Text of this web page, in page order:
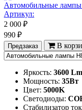
Автомобильные
Артикул:
2 000 ₽
990 ₽
Предзаказ В
Яркость: 3600 Lm
Мощность: 35Вт
Цвет: 5000K
Светодиоды:
Стабилизатор